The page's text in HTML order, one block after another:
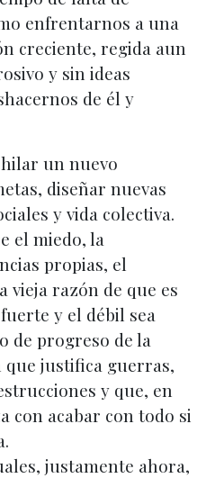
enfrentarnos a una
creciente, regida aun
y sin ideas
de él y
un nuevo
diseñar nuevas
y vida colectiva.
el miedo, la
propias, el
vieja razón de que es
y el débil sea
de progreso de la
que justifica guerras,
y que, en
con acabar con todo si
justamente ahora,